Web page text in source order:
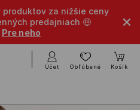
za nižšie ceny
predajniach 🤑
Pre neho
Účet Obľúbené Košík